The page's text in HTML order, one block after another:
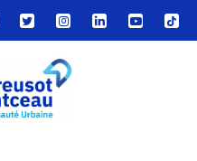
Lien
vers
compte
Twitter
Lien
vers
le
compte
Lien
vers
Lien
vers
Lien
vers